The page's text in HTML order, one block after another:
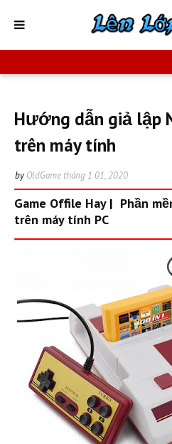
Hướng dẫn giả lập
trên máy tính
by OldGame tháng 1 01, 2020
Game Offile Hay| Phần
trên máy tính PC